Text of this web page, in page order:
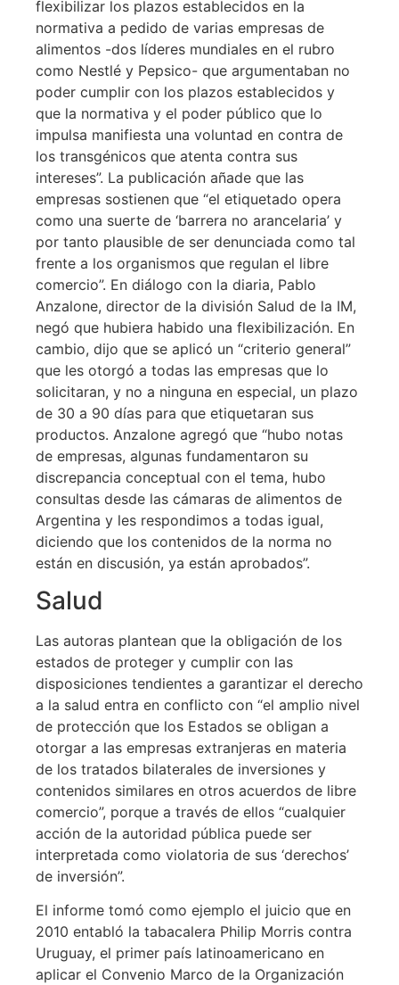
flexibilizar los plazos establecidos en la
normativa a pedido de varias empresas de
alimentos -dos líderes mundiales en el rubro
como Nestlé y Pepsico- que argumentaban no
poder cumplir con los plazos establecidos y
que la normativa y el poder público que lo
impulsa manifiesta una voluntad en contra de
los transgénicos que atenta contra sus
intereses”. La publicación añade que las
empresas sostienen que “el etiquetado opera
como una suerte de ‘barrera no arancelaria’ y
por tanto plausible de ser denunciada como tal
frente a los organismos que regulan el libre
comercio”. En diálogo con la diaria, Pablo
Anzalone, director de la división Salud de la IM,
negó que hubiera habido una flexibilización. En
cambio, dijo que se aplicó un “criterio general”
que les otorgó a todas las empresas que lo
solicitaran, y no a ninguna en especial, un plazo
de 30 a 90 días para que etiquetaran sus
productos. Anzalone agregó que “hubo notas
de empresas, algunas fundamentaron su
discrepancia conceptual con el tema, hubo
consultas desde las cámaras de alimentos de
Argentina y les respondimos a todas igual,
diciendo que los contenidos de la norma no
están en discusión, ya están aprobados”.
Salud
Las autoras plantean que la obligación de los
estados de proteger y cumplir con las
disposiciones tendientes a garantizar el derecho
a la salud entra en conflicto con “el amplio nivel
de protección que los Estados se obligan a
otorgar a las empresas extranjeras en materia
de los tratados bilaterales de inversiones y
contenidos similares en otros acuerdos de libre
comercio”, porque a través de ellos “cualquier
acción de la autoridad pública puede ser
interpretada como violatoria de sus ‘derechos’
de inversión”.
El informe tomó como ejemplo el juicio que en
2010 entabló la tabacalera Philip Morris contra
Uruguay, el primer país latinoamericano en
aplicar el Convenio Marco de la Organización